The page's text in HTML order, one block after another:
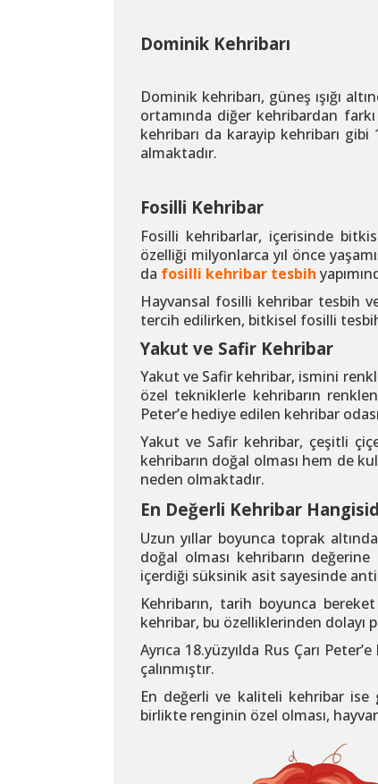
Dominik Kehribarı
Dominik kehribarı, güneş ışığı
ortamında diğer kehribardan
kehribarı da karayip kehribarı gibi
almaktadır.
Fosilli Kehribar
Fosilli kehribarlar, içerisinde
özelliği milyonlarca yıl önce
da fosilli kehribar tesbih
Hayvansal fosilli kehribar tesbih
tercih edilirken, bitkisel fosilli
Yakut ve Safir Kehribar
Yakut ve Safir kehribar, ismini
özel tekniklerle kehribarın
Peter’e hediye edilen kehribar
Yakut ve Safir kehribar, çeşitli
kehribarın doğal olması hem de
neden olmaktadır.
En Değerli Kehribar
Uzun yıllar boyunca toprak
doğal olması kehribarın
içerdiği süksinik asit sayesinde
Kehribarın, tarih boyunca
kehribar, bu özelliklerinden dolayı
Ayrıca 18.yüzyılda Rus Çarı
çalınmıştır.
En değerli ve kaliteli kehribar ise
birlikte renginin özel olması,